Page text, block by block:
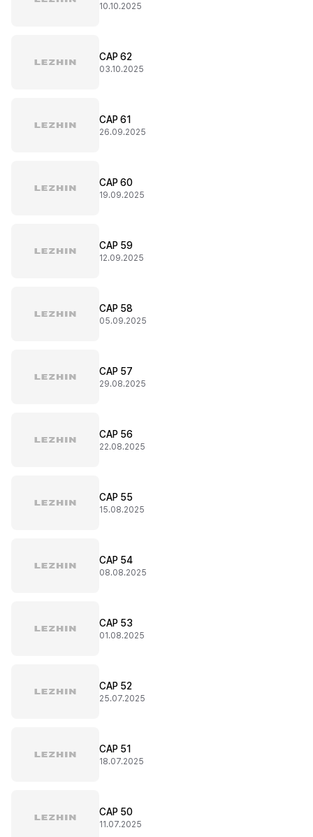
10.10.2025
CAP 62
03.10.2025
CAP 61
26.09.2025
CAP 60
19.09.2025
CAP 59
12.09.2025
CAP 58
05.09.2025
CAP 57
29.08.2025
CAP 56
22.08.2025
CAP 55
15.08.2025
CAP 54
08.08.2025
CAP 53
01.08.2025
CAP 52
25.07.2025
CAP 51
18.07.2025
CAP 50
11.07.2025